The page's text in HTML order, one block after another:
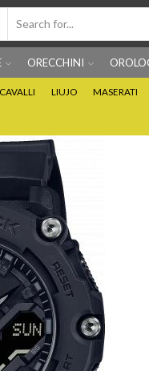
ORECCHINI
LIUJO MASERATI